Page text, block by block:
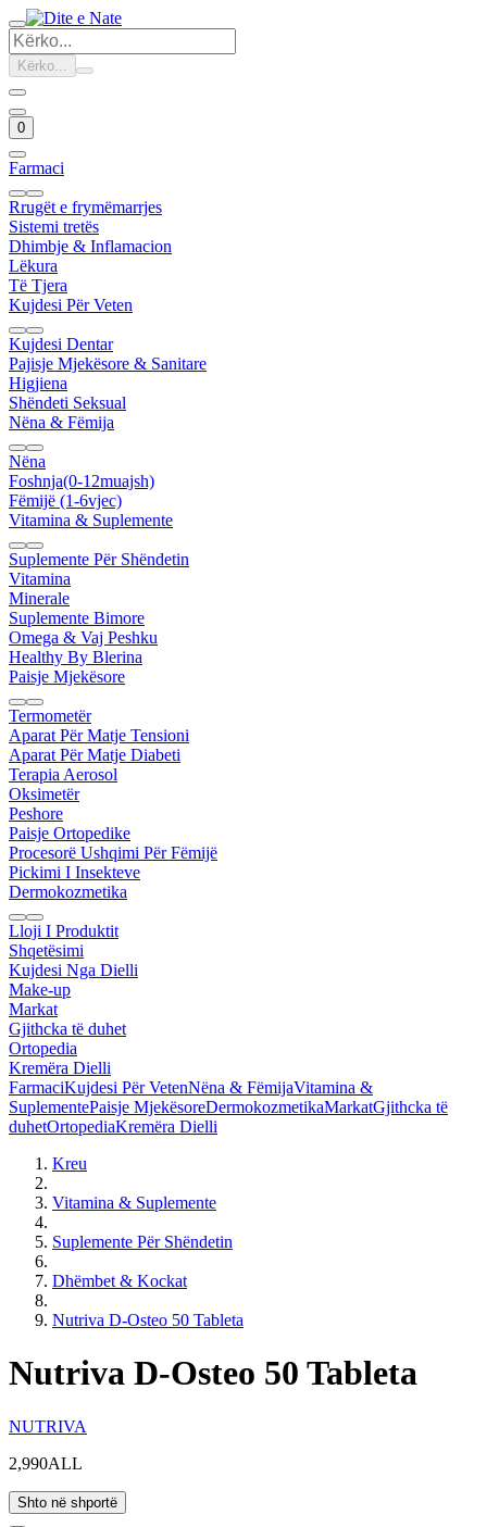
Kërko...
0
Farmaci
Rrugët e frymëmarrjes
Sistemi tretës
Dhimbje & Inflamacion
Lëkura
Të Tjera
Kujdesi Për Veten
Kujdesi Dentar
Pajisje Mjekësore & Sanitare
Higjiena
Shëndeti Seksual
Nëna & Fëmija
Nëna
Foshnja(0-12muajsh)
Fëmijë (1-6vjec)
Vitamina & Suplemente
Suplemente Për Shëndetin
Vitamina
Minerale
Suplemente Bimore
Omega & Vaj Peshku
Healthy By Blerina
Paisje Mjekësore
Termometër
Aparat Për Matje Tensioni
Aparat Për Matje Diabeti
Terapia Aerosol
Oksimetër
Peshore
Paisje Ortopedike
Procesorë Ushqimi Për Fëmijë
Pickimi I Insekteve
Dermokozmetika
Lloji I Produktit
Shqetësimi
Kujdesi Nga Dielli
Make-up
Markat
Gjithcka të duhet
Ortopedia
Kremëra Dielli
FarmaciKujdesi Për VetenNëna & FëmijaVitamina &
SuplementePaisje MjekësoreDermokozmetikaMarkatGjithcka të
duhetOrtopediaKremëra Dielli
Kreu
Vitamina & Suplemente
Suplemente Për Shëndetin
Dhëmbet & Kockat
Nutriva D-Osteo 50 Tableta
Nutriva D-Osteo 50 Tableta
NUTRIVA
2,990ALL
Shto në shportë